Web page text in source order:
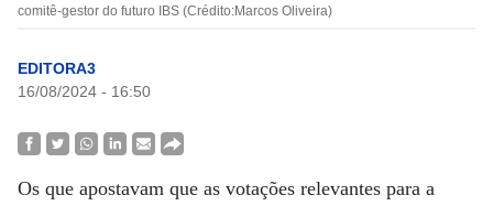
comitê-gestor do futuro IBS (Crédito:Marcos Oliveira)
EDITORA3
16/08/2024 - 16:50
Os que apostavam que as votações relevantes para a